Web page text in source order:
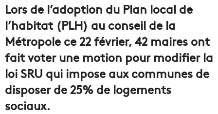
Lors de l’adoption du Plan local de
l’habitat (PLH) au conseil de la
Métropole ce 22 février, 42 maires ont
fait voter une motion pour modifier la
loi SRU qui impose aux communes de
disposer de 25% de logements
sociaux.